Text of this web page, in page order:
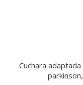
Cuchara